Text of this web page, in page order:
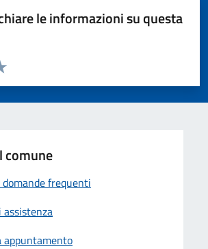
le informazioni su questa
pagina
5 stelle su 5
4 stelle su 5
su 5
su 5
5
comune
domande frequenti
assistenza
appuntamento